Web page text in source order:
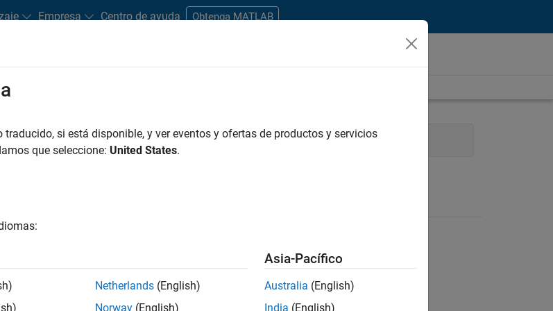
Empresa Centro de ayuda Obtenga MATLAB
nuevas carreras
Advanced Support Infrastructure and Architecture User Experience Product Marketing
los empleos. Busque por ubicación para encontrar todos los empleos en su zona.
si está disponible, y ver eventos y ofertas de productos y servicios
que seleccione: United States.
Netherlands (English)
Norway (English)
Asia-Pacífico
Australia (English)
India (English)